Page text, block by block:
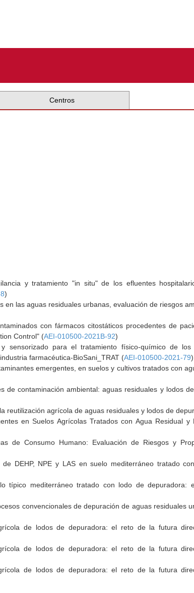
Centros
y tratamiento "in situ" de los efluentes
)
las aguas residuales urbanas, evaluación de riesgos
con fármacos citostáticos procedentes de
Control" (AEI-010500-2021B-92)
para el tratamiento físico-químico de los
farmacéutica-BioSani_TRAT (AEI-010500-2021-79)
emergentes, en suelos y cultivos tratados con
de contaminación ambiental: aguas residuales y lodos
reutilización agrícola de aguas residuales y lodos de
en Suelos Agrícolas Tratados con Agua Residual y
de Consumo Humano: Evaluación de Riesgos y
DEHP, NPE y LAS en suelo mediterráneo tratado
típico mediterráneo tratado con lodo de depuradora:
convencionales de depuración de aguas residuales
de lodos de depuradora: el reto de la futura
de lodos de depuradora: el reto de la futura
de lodos de depuradora: el reto de la futura